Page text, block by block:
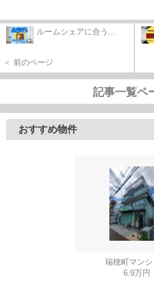
ルームシェアに合う...
＜ 前のページ
記事一覧ペ
おすすめ物件
瑞穂町マンシ
6.9万円